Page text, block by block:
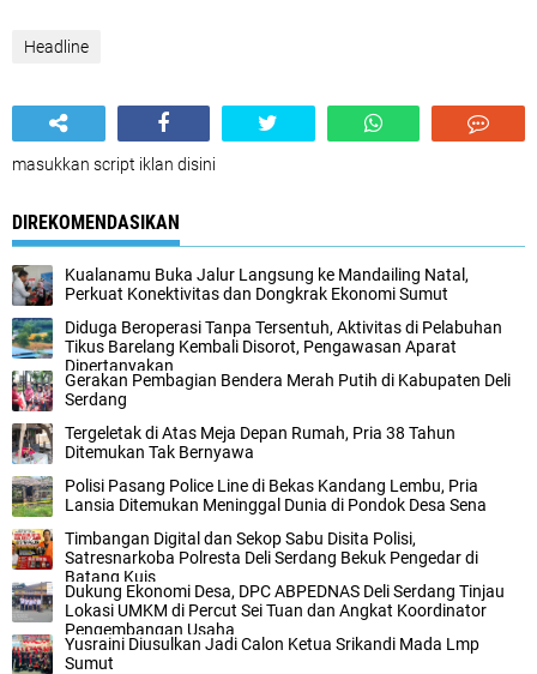
Headline
masukkan script iklan disini
DIREKOMENDASIKAN
Kualanamu Buka Jalur Langsung ke Mandailing Natal,
Perkuat Konektivitas dan Dongkrak Ekonomi Sumut
Diduga Beroperasi Tanpa Tersentuh, Aktivitas di Pelabuhan
Tikus Barelang Kembali Disorot, Pengawasan Aparat
Dipertanyakan
Gerakan Pembagian Bendera Merah Putih di Kabupaten Deli
Serdang
Tergeletak di Atas Meja Depan Rumah, Pria 38 Tahun
Ditemukan Tak Bernyawa
Polisi Pasang Police Line di Bekas Kandang Lembu, Pria
Lansia Ditemukan Meninggal Dunia di Pondok Desa Sena
Timbangan Digital dan Sekop Sabu Disita Polisi,
Satresnarkoba Polresta Deli Serdang Bekuk Pengedar di
Batang Kuis
Dukung Ekonomi Desa, DPC ABPEDNAS Deli Serdang Tinjau
Lokasi UMKM di Percut Sei Tuan dan Angkat Koordinator
Pengembangan Usaha
Yusraini Diusulkan Jadi Calon Ketua Srikandi Mada Lmp
Sumut